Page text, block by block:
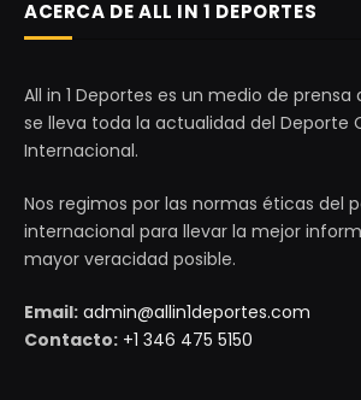
ACERCA DE ALL IN 1 DEPORTES
All in 1 Deportes es un medio de
se lleva toda la actualidad del Deporte
Internacional.
Nos regimos por las normas éticas del
internacional para llevar la mejor
mayor veracidad posible.
Email: admin@allin1deportes.com
Contacto: +1 346 475 5150